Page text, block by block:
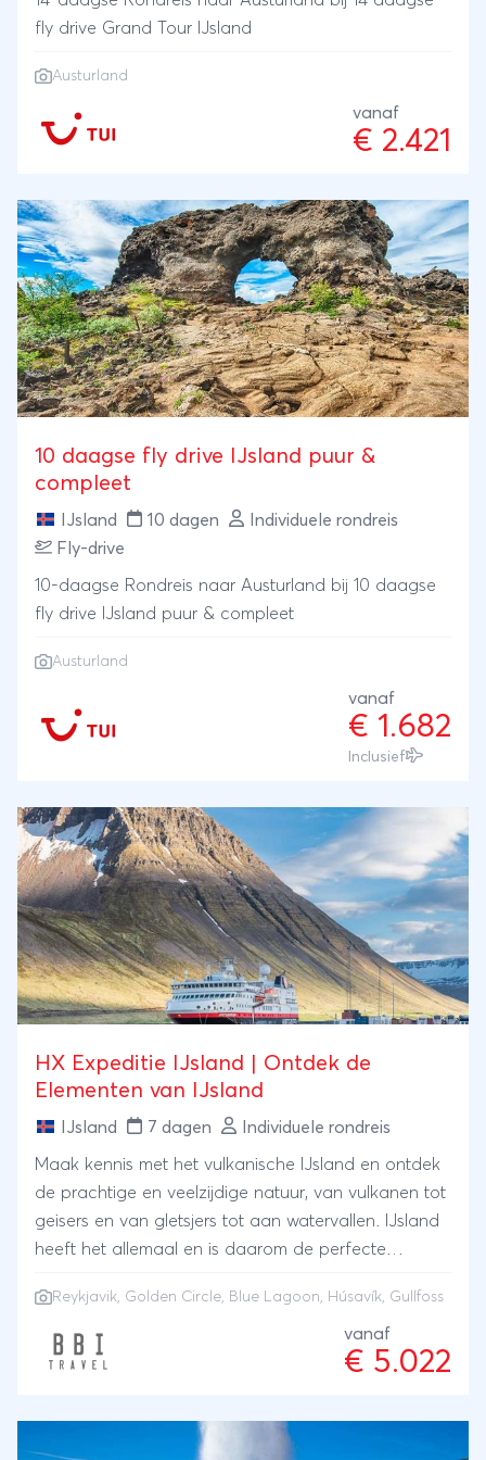
fly drive Grand Tour IJsland
Austurland
vanaf
€ 2.421
10 daagse fly drive IJsland puur &
compleet
IJsland 10 dagen
Individuele rondreis
Fly-drive
10-daagse Rondreis naar Austurland bij 10 daagse
fly drive IJsland puur & compleet
Austurland
vanaf
€ 1.682
Inclusief
HX Expeditie IJsland | Ontdek de
Elementen van IJsland
IJsland 7 dagen Individuele rondreis
Maak kennis met het vulkanische IJsland en ontdek
de prachtige en veelzijdige natuur, van vulkanen tot
geisers en van gletsjers tot aan watervallen. IJsland
heeft het allemaal en is daarom de perfecte
rondom IJsland aan boord van het expeditieschip
MS Fridtjof Nansen IJsland is de perfecte
bestemming voor ontdekkingsreizigers die op zoek
land gaat terug tot de oude sagen en IJslandse
volksverhalen zitten vol met mystiek, elfjes en trollen.
Reykjavik, Golden Circle, Blue Lagoon, Húsavík, Gullfoss
vanaf
€ 5.022